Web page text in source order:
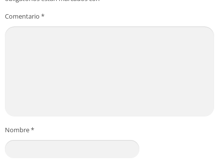
Comentario *
Nombre*